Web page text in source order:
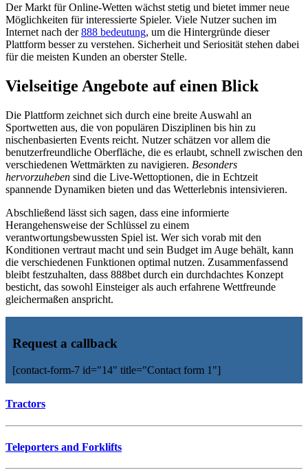
Der Markt für Online-Wetten wächst stetig und bietet immer neue
Möglichkeiten für interessierte Spieler. Viele Nutzer suchen im
Internet nach der888 bedeutung, um die Hintergründe dieser
Plattform besser zu verstehen. Sicherheit und Seriosität stehen dabei
für die meisten Kunden an oberster Stelle.
Vielseitige Angebote auf einen Blick
Die Plattform zeichnet sich durch eine breite Auswahl an
Sportwetten aus, die von populären Disziplinen bis hin zu
nischenbasierten Events reicht. Nutzer schätzen vor allem die
benutzerfreundliche Oberfläche, die es erlaubt, schnell zwischen den
verschiedenen Wettmärkten zu navigieren. Besonders
hervorzuheben sind die Live-Wettoptionen, die in Echtzeit
spannende Dynamiken bieten und das Wetterlebnis intensivieren.
Abschließend lässt sich sagen, dass eine informierte
Herangehensweise der Schlüssel zu einem
verantwortungsbewussten Spiel ist. Wer sich vorab mit den
Konditionen vertraut macht und sein Budget im Auge behält, kann
die verschiedenen Funktionen optimal nutzen. Zusammenfassend
bleibt festzuhalten, dass 888bet durch ein durchdachtes Konzept
besticht, das sowohl Einsteiger als auch erfahrene Wettfreunde
gleichermaßen anspricht.
Request a callback
[contact-form-7 id="14" title="Contact form 1"]
Tractors
Teleporters and Forklifts